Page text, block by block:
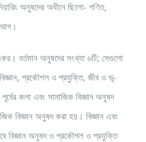
অনুষদের অধীনে ছিলো- গণিত,
বর্তমান অনুষদের সংখ্যা ৬টি; সেগুলো
প্রকৌশল ও প্রযুক্তি, জীব ও ভূ-
কলা এবং সামাজিক বিজ্ঞান অনুষদ
বিজ্ঞান অনুষদ করা হয়। বিজ্ঞান এবং
বিজ্ঞান অনুষদ ও প্রকৌশল ও প্রযুক্তি